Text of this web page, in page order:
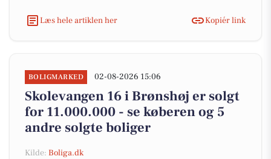
Læs hele artiklen her Kopiér link
BOLIGMARKED 02-08-2026 15:06
Skolevangen 16 i Brønshøj er solgt
for 11.000.000 - se køberen og 5
andre solgte boliger
Kilde: Boliga.dk